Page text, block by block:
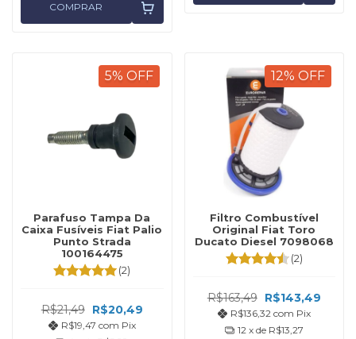
COMPRAR
5% OFF
Parafuso Tampa Da
Caixa Fusíveis Fiat Palio
Punto Strada
100164475
(2)
R$21,49 R$20,49
R$19,47 com Pix
12% OFF
Filtro Combustível
Original Fiat Toro
Ducato Diesel 7098068
(2)
R$163,49 R$143,49
R$136,32 com Pix
12 x de R$13,27